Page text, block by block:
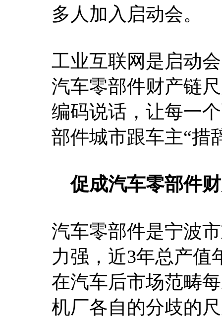
多人加入启动会。
工业互联网是启动
汽车零部件财产链
编码说话，让每一
部件城市跟车主“措
促成汽车零部件
汽车零部件是宁波
力强，近3年总产值
在汽车后市场范畴
机厂各自的分歧的